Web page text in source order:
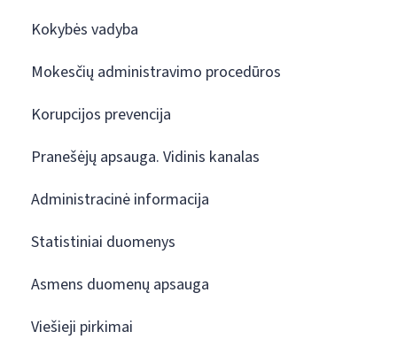
Kokybės vadyba
Mokesčių administravimo procedūros
Korupcijos prevencija
Pranešėjų apsauga. Vidinis kanalas
Administracinė informacija
Statistiniai duomenys
Asmens duomenų apsauga
Viešieji pirkimai